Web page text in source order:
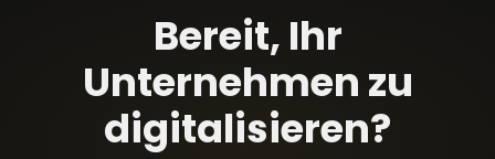
Bereit, Ihr
Unternehmen zu
digitalisieren?